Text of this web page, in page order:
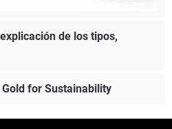
materials for functional
Compare FDM, PolyJet, SAF,
de los tipos,
for Sustainability